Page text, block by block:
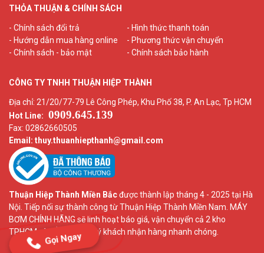
THỎA THUẬN & CHÍNH SÁCH
- Chính sách đổi trả
- Hình thức thanh toán
- Hướng dẫn mua hàng online
- Phương thức vận chuyển
- Chính sách - bảo mật
- Chính sách bảo hành
CÔNG TY TNHH THUẬN HIỆP THÀNH
Địa chỉ: 21/20/77-79 Lê Công Phép, Khu Phố 38, P. An Lạc, Tp HCM
Hot Line: 0909.645.139
Fax: 02862660505
Email: thuy.thuanhiepthanh@gmail.com
Thuận Hiệp Thành Miền Bắcđược thành lập tháng 4 - 2025 tại Hà
Nội. Tiếp nối sự thành công từ Thuận Hiệp Thành Miền Nam. MÁY
BƠM CHÍNH HÃNG sẽ linh hoạt báo giá, vận chuyển cả 2 kho
TPHCM và HÀ NỘI để quý khách nhận hàng nhanh chóng.
Lượt truy cập:
1
Gọi Ngay